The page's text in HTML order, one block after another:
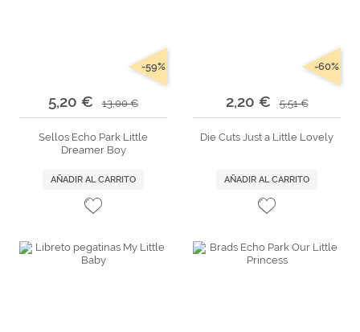
5,20 € 13,00 €
-59%
Sellos Echo Park Little
Dreamer Boy
AÑADIR AL CARRITO
2,20 € 5,51 €
-60%
Die Cuts Just a Little Lovely
AÑADIR AL CARRITO